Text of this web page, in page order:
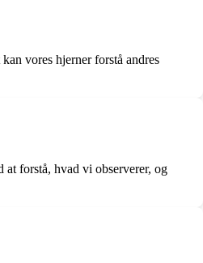
vores hjerner forstå andres
forstå, hvad vi observerer, og